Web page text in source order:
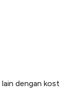
dengan kost